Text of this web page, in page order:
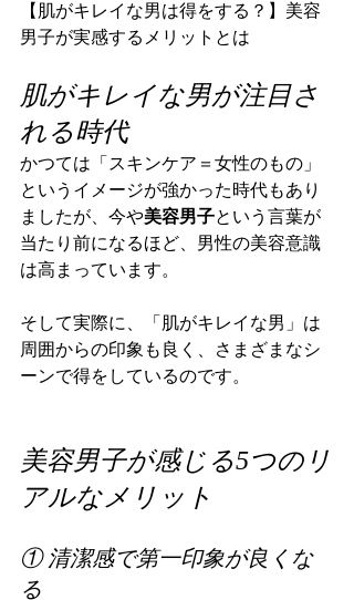
【肌がキレイな男は得をする？】美容
男子が実感するメリットとは
肌がキレイな男が注目さ
れる時代
かつては「スキンケア＝女性のもの」
というイメージが強かった時代もあり
ましたが、今や美容男子という言葉が
当たり前になるほど、男性の美容意識
は高まっています。
そして実際に、「肌がキレイな男」は
周囲からの印象も良く、さまざまなシ
ーンで得をしているのです。
美容男子が感じる5つのリ
アルなメリット
① 清潔感で第一印象が良くな
る